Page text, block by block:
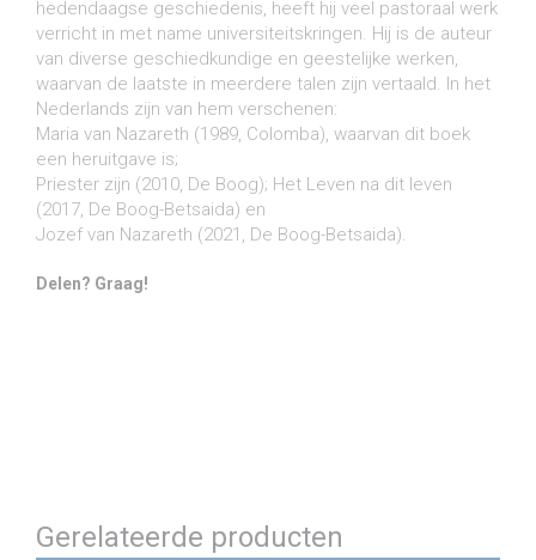
hedendaagse geschiedenis, heeft hij veel pastoraal werk
verricht in met name universiteitskringen. Hij is de auteur
van diverse geschiedkundige en geestelijke werken,
waarvan de laatste in meerdere talen zijn vertaald. In het
Nederlands zijn van hem verschenen:
Maria van Nazareth (1989, Colomba), waarvan dit boek
een heruitgave is;
Priester zijn (2010, De Boog); Het Leven na dit leven
(2017, De Boog-Betsaida) en
Jozef van Nazareth (2021, De Boog-Betsaida).
Delen? Graag!
Gerelateerde producten